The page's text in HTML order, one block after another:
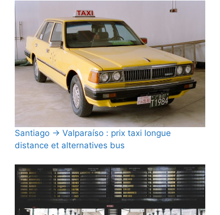
Santiago → Valparaíso : prix taxi longue
distance et alternatives bus